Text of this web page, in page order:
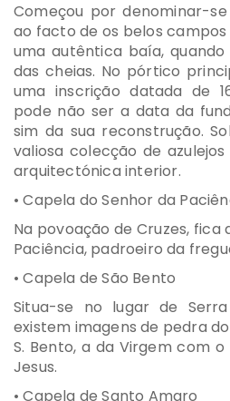
Começou por denominar-
ao facto de os belos
uma autêntica baía,
das cheias. No pórtico
uma inscrição datada de
pode não ser a data da
sim da sua reconstrução.
valiosa colecção de
arquitectónica interior.
• Capela do Senhor da
Na povoação de Cruzes, fica
Paciência, padroeiro da
• Capela de São Bento
Situa-se no lugar de
existem imagens de pedra
S. Bento, a da Virgem com
Jesus.
• Capela de Santo Amaro